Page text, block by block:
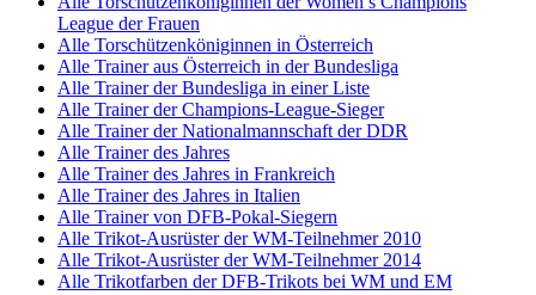
League der Frauen
Alle Torschützenköniginnen in Österreich
Alle Trainer aus Österreich in der Bundesliga
Alle Trainer der Bundesliga in einer Liste
Alle Trainer der Champions-League-Sieger
Alle Trainer der Nationalmannschaft der DDR
Alle Trainer des Jahres
Alle Trainer des Jahres in Frankreich
Alle Trainer des Jahres in Italien
Alle Trainer von DFB-Pokal-Siegern
Alle Trikot-Ausrüster der WM-Teilnehmer 2010
Alle Trikot-Ausrüster der WM-Teilnehmer 2014
Alle Trikotfarben der DFB-Trikots bei WM und EM